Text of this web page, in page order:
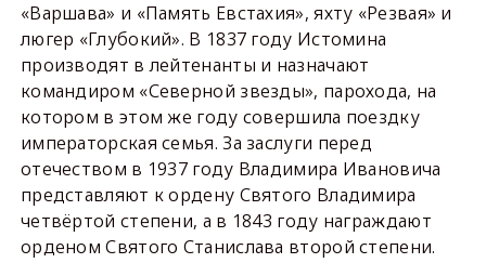
«Варшава» и «Память Евстахия», яхту «Резвая» и
люгер «Глубокий». В 1837 году Истомина
производят в лейтенанты и назначают
командиром «Северной звезды», парохода, на
котором в этом же году совершила поездку
императорская семья. За заслуги перед
отечеством в 1937 году Владимира Ивановича
представляют к ордену Святого Владимира
четвёртой степени, а в 1843 году награждают
орденом Святого Станислава второй степени.